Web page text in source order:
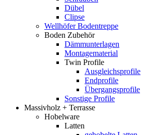
Dübel
Clipse
Wellhöfer Bodentreppe
Boden Zubehör
Dämmunterlagen
Montagematerial
Twin Profile
Ausgleichsprofile
Endprofile
Übergangsprofile
Sonstige Profile
Massivholz + Terrasse
Hobelware
Latten